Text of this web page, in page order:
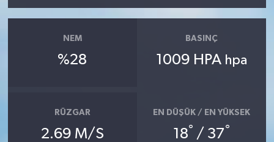
NEM
%28
BASINÇ
1009 HPA hpa
RÜZGAR
2.69 M/S
EN DÜŞÜK / EN YÜKSEK
18° / 37°